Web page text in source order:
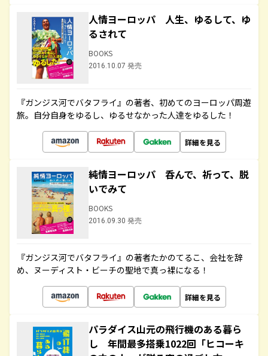
人情ヨーロッパ 人生、ゆるして、ゆ
るされて
BOOKS
2016.10.07 発売
『ガンジス河でバタフライ』の著者、初めてのヨーロッパ周遊
旅。自分自身をゆるし、ゆるせなかった人達をゆるした！
詳細を見る
純情ヨーロッパ 呑んで、祈って、脱
いでみて
BOOKS
2016.09.30 発売
『ガンジス河でバタフライ』の著者たかのてるこ、会社を辞
め、ヌーディスト・ビーチの聖地で真っ裸になる！
詳細を見る
パラダイス山元の飛行機のある暮ら
し 年間最多搭乗1022回「ヒコーキ